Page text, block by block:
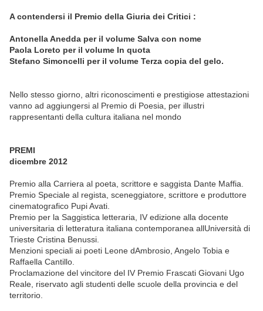
A contendersi il Premio della Giuria dei Critici :
Antonella Anedda per il volume Salva con nome
Paola Loreto per il volume In quota
Stefano Simoncelli per il volume Terza copia del gelo.
Nello stesso giorno, altri riconoscimenti e prestigiose attestazioni
vanno ad aggiungersi al Premio di Poesia, per illustri
rappresentanti della cultura italiana nel mondo
PREMI
dicembre 2012
Premio alla Carriera al poeta, scrittore e saggista Dante Maffia. 
Premio Speciale al regista, sceneggiatore, scrittore e produttore
cinematografico Pupi Avati. 
Premio per la Saggistica letteraria, IV edizione alla docente
universitaria di letteratura italiana contemporanea allUniversità di
Trieste Cristina Benussi.
Menzioni speciali ai poeti Leone dAmbrosio, Angelo Tobia e
Raffaella Cantillo.
Proclamazione del vincitore del IV Premio Frascati Giovani Ugo
Reale, riservato agli studenti delle scuole della provincia e del
territorio.